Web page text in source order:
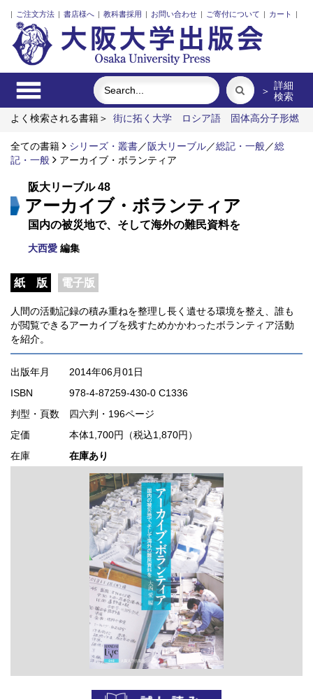
| ご注文方法 | 書店様へ | 教科書採用 | お問い合わせ | ご寄付について | カート |
＞ 詳細
検索
よく検索される書籍＞
街に拓く大学 ロシア語
固体高分子形燃
ゴジラは自然の逆襲か？
脳の神秘を探る
全ての書籍 シリーズ・叢書／ 阪大リーブル／総記・一般／総
記・一般
アーカイブ・ボランティア
阪大リーブル 48
アーカイブ・ボランティア
国内の被災地で、そして海外の難民資料を
大西愛 編集
紙 版 電子版
人間の活動記録の積み重ねを整理し長く遺せる環境を整え、誰も
が閲覧できるアーカイブを残すためかかわったボランティア活動
を紹介。
出版年月
2014年06月01日
ISBN
978-4-87259-430-0 C1336
判型・頁数 四六判・196ページ
定価
本体1,700円（税込1,870円）
在庫
在庫あり